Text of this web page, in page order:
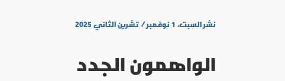
نشر السبت، ١ نوفمبر / تشرين الثاني ٢٠٢٥
الواهمون الجدد